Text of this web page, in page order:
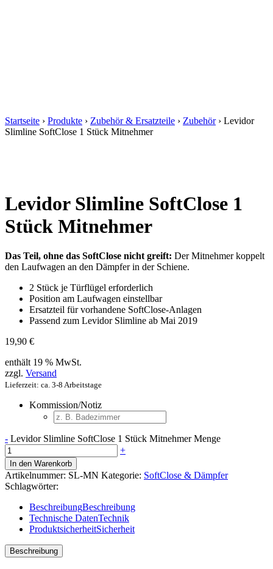
Startseite › Produkte › Zubehör & Ersatzteile › Zubehör› Levidor
Slimline SoftClose 1 Stück Mitnehmer
Levidor Slimline SoftClose 1
Stück Mitnehmer
Das Teil, ohne das SoftClose nicht greift: Der Mitnehmer koppelt
den Laufwagen an den Dämpfer in der Schiene.
2 Stück je Türflügel erforderlich
Position am Laufwagen einstellbar
Ersatzteil für vorhandene SoftClose-Anlagen
Passend zum Levidor Slimline ab Mai 2019
19,90 €
enthält 19 % MwSt.
zzgl. Versand
Lieferzeit: ca. 3-8 Arbeitstage
Kommission/Notiz
- Levidor Slimline SoftClose 1 Stück Mitnehmer Menge
+
In den Warenkorb
Artikelnummer: SL-MN Kategorie: SoftClose & Dämpfer
Schlagwörter:
BeschreibungBeschreibung
Technische DatenTechnik
ProduktsicherheitSicherheit
Beschreibung